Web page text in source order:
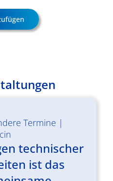
Termine |
technischer
ist das